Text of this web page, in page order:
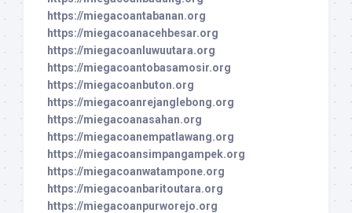
https://miegacoantabanan.org
https://miegacoanacehbesar.org
https://miegacoanluwuutara.org
https://miegacoantobasamosir.org
https://miegacoanbuton.org
https://miegacoanrejanglebong.org
https://miegacoanasahan.org
https://miegacoanempatlawang.org
https://miegacoansimpangampek.org
https://miegacoanwatampone.org
https://miegacoanbaritoutara.org
https://miegacoanpurworejo.org